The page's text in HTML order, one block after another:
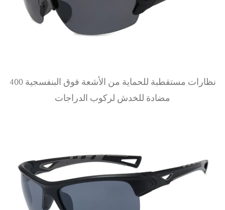
نظارات مستقطبة للحماية من الأشعة فوق البنفسجية 400
مضادة للخدش لركوب الدراجات